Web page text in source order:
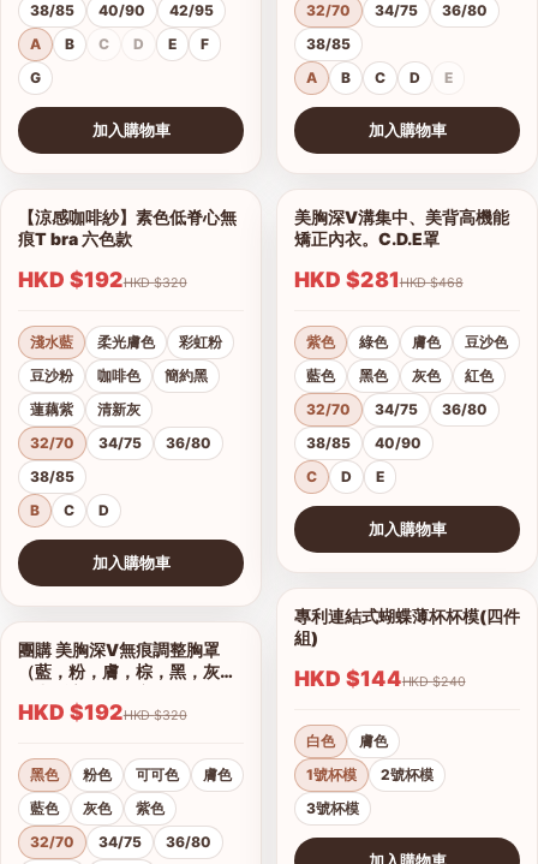
38/85
40/90
42/95
A
B C D E
F
G
加入購物車
1/18
查看圖片
【涼感咖啡紗】素色低脊心無
痕T bra 六色款
HKD $192 HKD $320
淺水藍 柔光膚色
彩虹粉
豆沙粉
咖啡色
簡約黑
蓮藕紫
清新灰
32/70
34/75
36/80
38/85
B
C D
加入購物車
1/17
查看圖片
團購 美胸深V無痕調整胸罩
（藍，粉，膚，棕，黑，灰）
HKD $192 HKD $320
黑色 粉色 可可色
膚色
藍色
灰色
紫色
32/70
34/75 36/80
32/70
34/75
36/80
38/85
A
B C D E
加入購物車
1/16
查看圖片
美胸深V溝集中、美背高機能
矯正內衣。C.D.E罩
HKD $281 HKD $468
紫色 綠色 膚色
豆沙色
藍色
黑色 灰色
紅色
32/70
34/75
36/80
38/85
40/90
C
D E
加入購物車
1/2
查看圖片
專利連結式蝴蝶薄杯杯模(四件
組)
HKD $144 HKD $240
白色
膚色
1號杯模
2號杯模
3號杯模